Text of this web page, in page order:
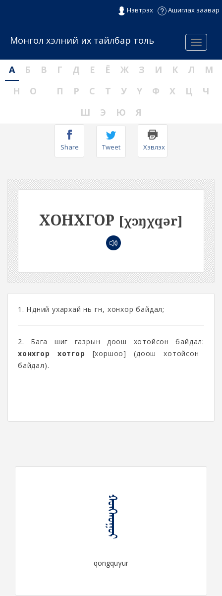
Нэвтрэх Ашиглах заавар
Menu
Монгол хэлний их тайлбар толь
А Б В Г Д Е Ё Ж З И К Л
М
Н
О П Р С Т У Ү Ф Х Ц
Ч
Ш
Э Ю Я
Share Tweet Хэвлэх
ХОНХГОР [χɔŋχqər]
1. Нүдний ухархай нь гүн, хонхор байдал;
2. Бага шиг газрын доош хотойсон байдал:
хонхгор хотгор [хоршоо] (доош хотойсон
байдал).
ᠬᠣᠩᠬᠤᠭᠤᠷ
qongquγur